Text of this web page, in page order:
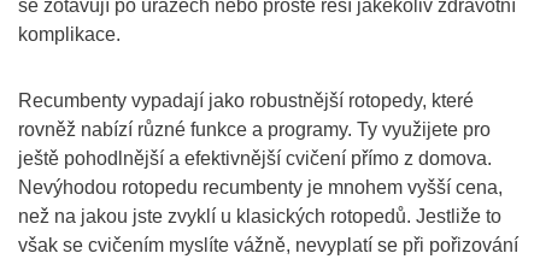
se zotavují po úrazech nebo prostě řeší jakékoliv zdravotní
komplikace.
Recumbenty vypadají jako robustnější rotopedy, které
rovněž nabízí různé funkce a programy. Ty využijete pro
ještě pohodlnější a efektivnější cvičení přímo z domova.
Nevýhodou rotopedu recumbenty je mnohem vyšší cena,
než na jakou jste zvyklí u klasických rotopedů. Jestliže to
však se cvičením myslíte vážně, nevyplatí se při pořizování